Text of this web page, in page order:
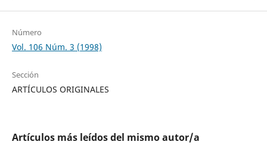
Número
Vol. 106 Núm. 3 (1998)
Sección
ARTÍCULOS ORIGINALES
Artículos más leídos del mismo autor/a